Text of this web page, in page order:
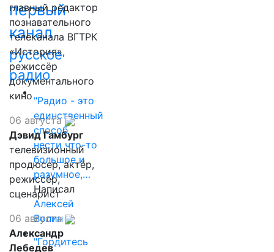
первый
канал
русское
радио
"Радио - это
единственный
способ
нести что-то
большое и
разумное,…
Написал
Алексей
Волин
"Гордитесь
главный редактор
познавательного
телеканала ВГТРК
«История»,
режиссёр
документального
кино
06 августа
Дэвид Гамбург
телевизионный
продюсер, актёр,
режиссёр,
сценарист
06 августа
Александр
Лебедев